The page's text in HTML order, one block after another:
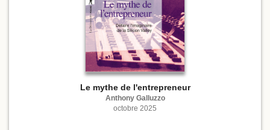
Le mythe de l'entrepreneur
Anthony Galluzzo
octobre 2025